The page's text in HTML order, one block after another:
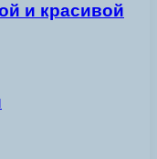
и красивой